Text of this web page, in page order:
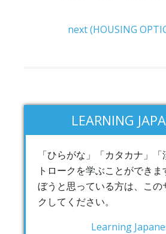
next (HOUSING
LEARNING
「ひらがな」「カタカナ」
トロークを学ぶことができ
ぼうと思っている方は、この
クしてください。
Learning